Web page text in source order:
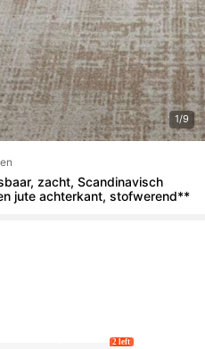
1/9
zacht, Scandinavisch
jute achterkant, stofwerend**
2 left